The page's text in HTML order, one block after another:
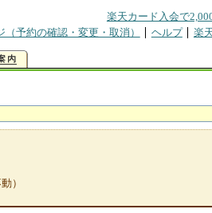
楽天カード入会で
（予約の確認・変更・取消） ヘルプ 楽
）